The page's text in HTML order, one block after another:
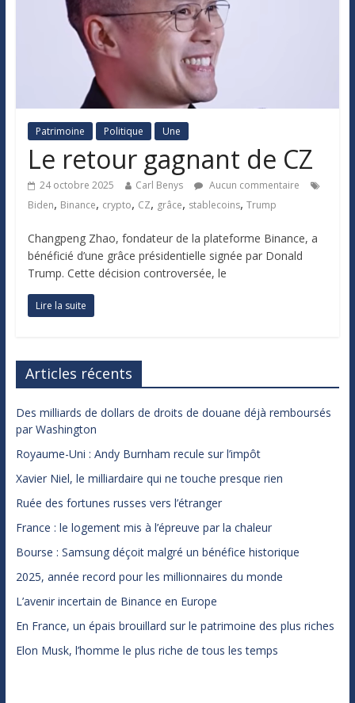
Patrimoine Politique Une
Le retour gagnant de CZ
24 octobre 2025 Carl Benys
Aucun commentaire
Biden, Binance, crypto, CZ, grâce, stablecoins, Trump
Changpeng Zhao, fondateur de la plateforme Binance, a
bénéficié d’une grâce présidentielle signée par Donald
Trump. Cette décision controversée, le
Lire la suite
Articles récents
Des milliards de dollars de droits de douane déjà remboursés
par Washington
Royaume-Uni : Andy Burnham recule sur l’impôt
Xavier Niel, le milliardaire qui ne touche presque rien
Ruée des fortunes russes vers l’étranger
France : le logement mis à l’épreuve par la chaleur
Bourse : Samsung déçoit malgré un bénéfice historique
2025, année record pour les millionnaires du monde
L’avenir incertain de Binance en Europe
En France, un épais brouillard sur le patrimoine des plus riches
Elon Musk, l’homme le plus riche de tous les temps